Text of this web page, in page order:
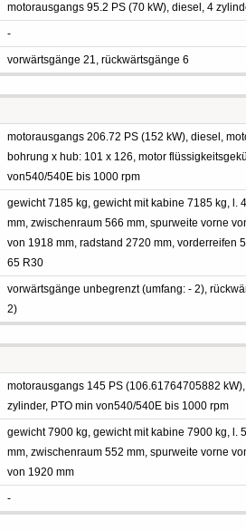
motorausgangs 95.2 PS (70 kW), diesel, 4
-
vorwärtsgänge 21, rückwärtsgänge 6
motorausgangs 206.72 PS (152 kW), diesel,
bohrung x hub: 101 x 126, motor
von540/540E bis 1000 rpm
gewicht 7185 kg, gewicht mit kabine 7185 kg, l.
mm, zwischenraum 566 mm, spurweite vorne
von 1918 mm, radstand 2720 mm, vorderreifen
65 R30
vorwärtsgänge unbegrenzt (umfang: - 2),
2)
motorausgangs 145 PS (106.61764705882
zylinder, PTO min von540/540E bis 1000 rpm
gewicht 7900 kg, gewicht mit kabine 7900 kg, l.
mm, zwischenraum 552 mm, spurweite vorne
von 1920 mm
-